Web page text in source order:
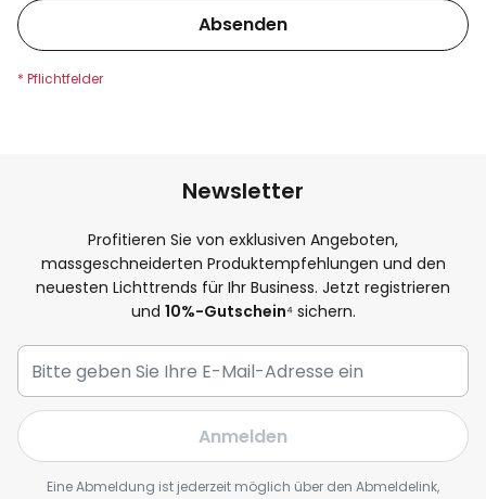
Absenden
Newsletter
Profitieren Sie von exklusiven Angeboten,
massgeschneiderten Produktempfehlungen und den
neuesten Lichttrends für Ihr Business. Jetzt registrieren
und 10%-Gutschein⁴ sichern.
Anmelden
Eine Abmeldung ist jederzeit möglich über den Abmeldelink,